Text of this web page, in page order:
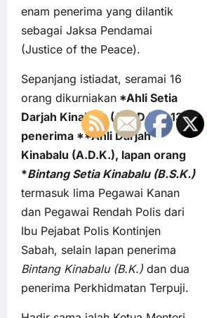
enam penerima yang dilantik
sebagai Jaksa Pendamai
(Justice of the Peace).
Sepanjang istiadat, seramai 16
orang dikurniakan *Ahli Setia
Darjah Kinabalu (A.S.D.K.), 13
penerima **Ahli Darjah
Kinabalu (A.D.K.), lapan orang
*Bintang Setia Kinabalu (B.S.K.)
termasuk lima Pegawai Kanan
dan Pegawai Rendah Polis dari
Ibu Pejabat Polis Kontinjen
Sabah, selain lapan penerima
Bintang Kinabalu (B.K.) dan dua
penerima Perkhidmatan Terpuji.